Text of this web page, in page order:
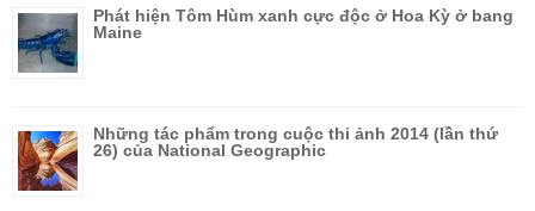
Phát hiện Tôm Hùm xanh cực độc ở Hoa Kỳ ở bang
Maine
Những tác phẩm trong cuộc thi ảnh 2014 (lần thứ
26) của National Geographic